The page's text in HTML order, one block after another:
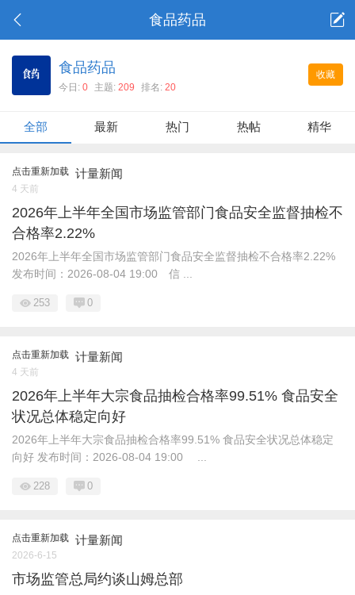
食品药品
收藏
食品药品
今日:0 主题:209 排名:20
全部 最新 热门 热帖 精华
点击重新加载 计量新闻
4 天前
2026年上半年全国市场监管部门食品安全监督抽检不
合格率2.22%
2026年上半年全国市场监管部门食品安全监督抽检不合格率2.22%
发布时间：2026-08-04 19:00 信 ...
253 0
点击重新加载 计量新闻
4 天前
2026年上半年大宗食品抽检合格率99.51% 食品安全
状况总体稳定向好
2026年上半年大宗食品抽检合格率99.51% 食品安全状况总体稳定
向好 发布时间：2026-08-04 19:00 ...
228 0
点击重新加载 计量新闻
2026-6-15
市场监管总局约谈山姆总部